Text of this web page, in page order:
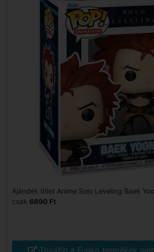
Ajándék ötlet Anime Solo Leveling Baek
csak 6890 Ft